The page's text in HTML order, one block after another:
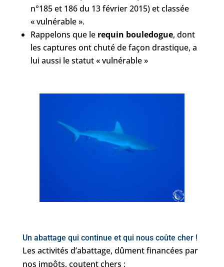
n°185 et 186 du 13 février 2015) et classée
« vulnérable ».
Rappelons que le requin bouledogue, dont
les captures ont chuté de façon drastique, a
lui aussi le statut « vulnérable »
Un abattage qui continue et qui nous coûte cher !
Les activités d’abattage, dûment financées par
nos impôts, coutent chers :